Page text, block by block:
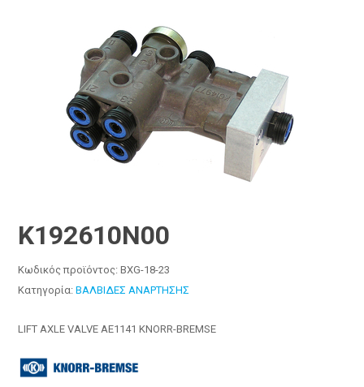
K192610N00
Κωδικός προϊόντος:BXG-18-23
Κατηγορία:ΒΑΛΒΙΔΕΣ ΑΝΑΡΤΗΣΗΣ
LIFT AXLE VALVE AE1141 KNORR-BREMSE